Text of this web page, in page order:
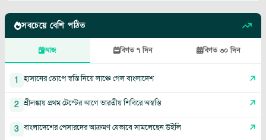
সবচেয়ে বেশি পঠিত
আজ বিগত ৭ দিন বিগত ৩০ দিন
1 হাসানের তোপে স্বস্তি নিয়ে লাঞ্চে গেল বাংলাদেশ
2 শ্রীলঙ্কায় প্রথম টেস্টের আগে ভারতীয় শিবিরে অস্বস্তি
3 বাংলাদেশের পেসারদের আক্রমণ যেভাবে সামলেছেন উইলি